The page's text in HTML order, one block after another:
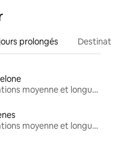
prolongés
Locations moyenne et longue durée
Locations moyenne et longue durée